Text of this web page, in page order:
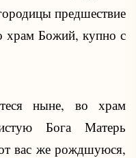
предшествие
храм Божий, купно с
ныне, во храм
Бога Матерь
вас же рождшуюся,